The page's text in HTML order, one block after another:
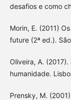
desafios e como
Morin, E. (2011)
future (2ª ed.).
Oliveira, A.
humanidade.
Prensky, M.